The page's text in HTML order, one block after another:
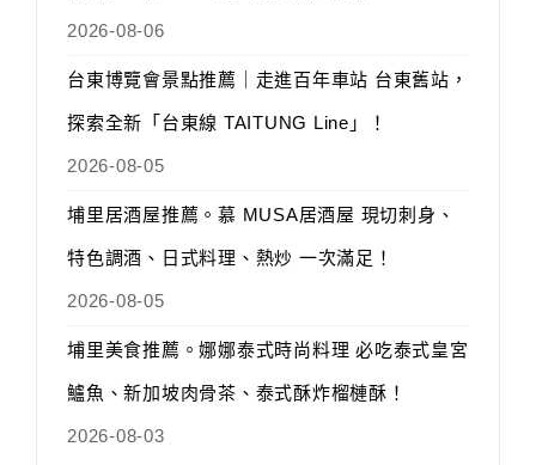
2026-08-06
台東博覽會景點推薦｜走進百年車站 台東舊站，
探索全新「台東線 TAITUNG Line」！
2026-08-05
埔里居酒屋推薦。慕 MUSA居酒屋 現切刺身、
特色調酒、日式料理、熱炒 一次滿足！
2026-08-05
埔里美食推薦。娜娜泰式時尚料理 必吃泰式皇宮
鱸魚、新加坡肉骨茶、泰式酥炸榴槤酥！
2026-08-03